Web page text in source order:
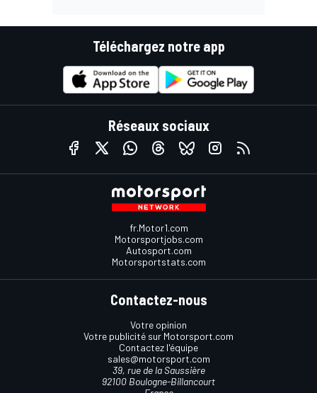
Téléchargez notre app
Réseaux sociaux
fr.Motor1.com
Motorsportjobs.com
Autosport.com
Motorsportstats.com
Contactez-nous
Votre opinion
Votre publicité sur Motorsport.com
Contactez l'équipe
sales@motorsport.com
39, rue de la Saussière
92100 Boulogne-Billancourt